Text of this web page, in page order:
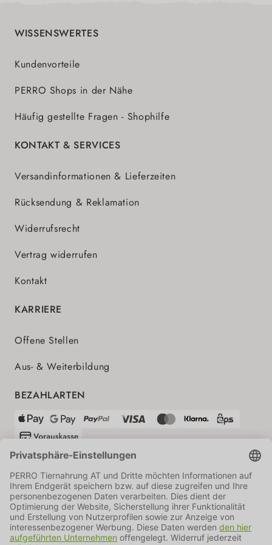
WISSENSWERTES
Kundenvorteile
PERRO Shops in der Nähe
Häufig gestellte Fragen - Shophilfe
KONTAKT & SERVICES
Versandinformationen & Lieferzeiten
Rücksendung & Reklamation
Widerrufsrecht
Vertrag widerrufen
Kontakt
KARRIERE
Offene Stellen
Aus- & Weiterbildung
BEZAHLARTEN
VERSANDPARTNER